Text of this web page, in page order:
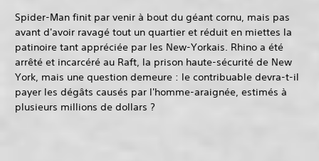
Spider-Man finit par venir à bout du géant cornu, mais pas
avant d'avoir ravagé tout un quartier et réduit en miettes la
patinoire tant appréciée par les New-Yorkais. Rhino a été
arrêté et incarcéré au Raft, la prison haute-sécurité de New
York, mais une question demeure : le contribuable devra-t-il
payer les dégâts causés par l'homme-araignée, estimés à
plusieurs millions de dollars ?